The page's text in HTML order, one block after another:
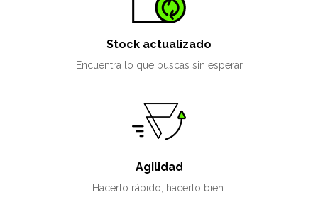
Stock actualizado
Encuentra lo que buscas sin esperar
Agilidad
Hacerlo rápido, hacerlo bien.